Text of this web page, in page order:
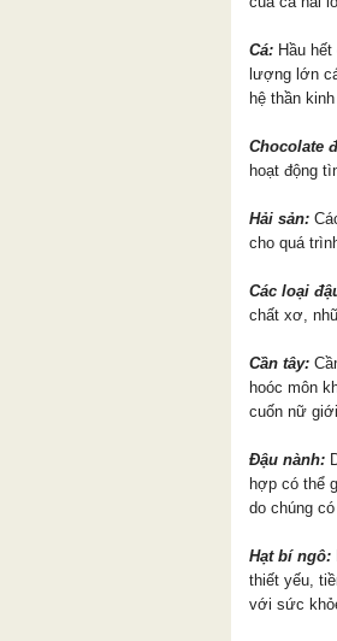
Cá: Hầu
lượng lớn
hệ thần
Chocolate
hoạt động
Hải sản:
cho quá
Các loại
chất xơ,
Cần tây:
hoóc môn
cuốn nữ giới.
Đậu nành:
hợp có thể
do chúng
Hạt bí ngô:
thiết yếu,
với sức